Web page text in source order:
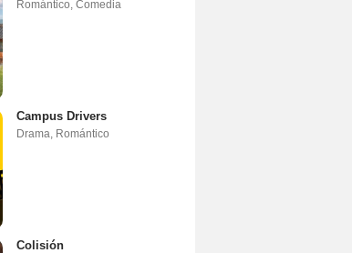
Romántico, Comedia
Campus Drivers
Drama, Romántico
Colisión